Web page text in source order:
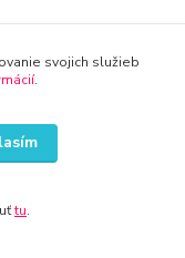
svojich služieb
.
tu.